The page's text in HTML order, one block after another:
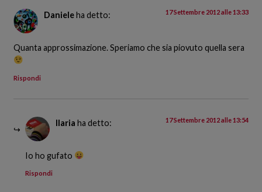
Daniele ha detto: 17 Settembre 2012 alle 13:33
Quanta approssimazione. Speriamo che sia piovuto quella sera
Rispondi
Ilaria ha detto: 17 Settembre 2012 alle 13:54
Io ho gufato
Rispondi